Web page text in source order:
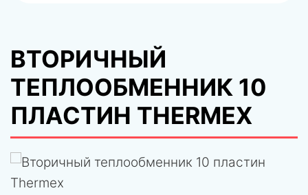
ВТОРИЧНЫЙ
ТЕПЛООБМЕННИК 10
ПЛАСТИН THERMEX